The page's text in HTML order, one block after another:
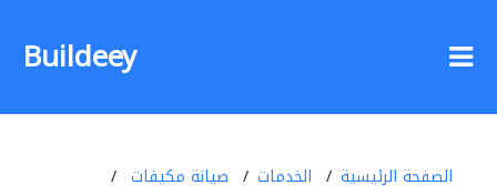
Buildeey
الصفحة الرئيسية الخدمات
صيانة مكيفات